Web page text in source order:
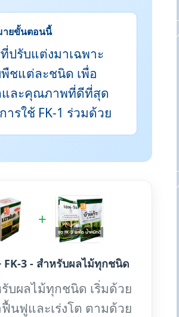
ายขั้นตอนนี้
ปรับแต่งมาเฉพาะ
ชแต่ละชนิด เพื่อ
และคุณภาพที่ดีที่สุด
ารใช้ FK-1 ร่วมด้วย
+
FK-3 - สำหรับผลไม้ทุกชนิด
บผลไม้ทุกชนิด เริ่มด้วย
ฟื้นฟูและเร่งโต ตามด้วย